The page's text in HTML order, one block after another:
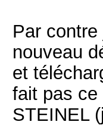
Par
nouveau
et
fait pas ce
STEINEL